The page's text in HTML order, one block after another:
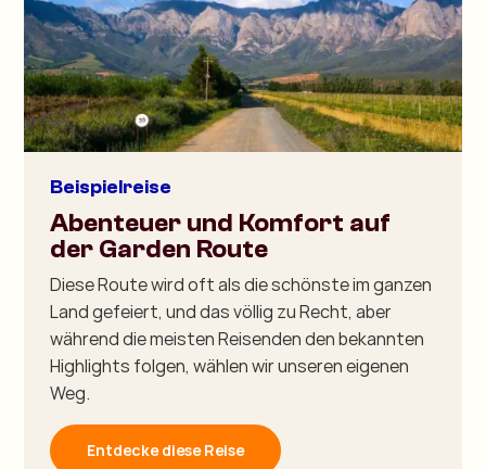
Beispielreise
Abenteuer und Komfort auf
der Garden Route
Diese Route wird oft als die schönste im ganzen
Land gefeiert, und das völlig zu Recht, aber
während die meisten Reisenden den bekannten
Highlights folgen, wählen wir unseren eigenen
Weg.
Entdecke diese Reise